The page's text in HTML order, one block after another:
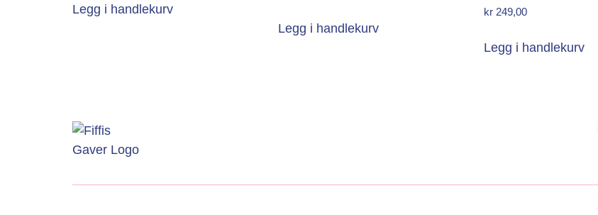
Legg i handlekurv
Legg i handlekurv
kr 249,00
Legg i handlekurv